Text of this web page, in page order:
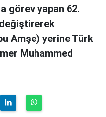
görev yapan 62.
değiştirerek
Amşe) yerine Türk
Muhammed